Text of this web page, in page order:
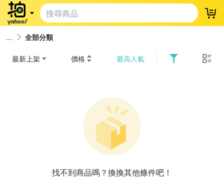
登
全部分類
最新上架 價格 最高人氣
找不到商品嗎？換換其他條件吧！